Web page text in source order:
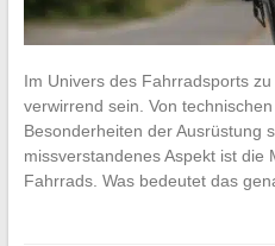
Im Univers des Fahrradsports
verwirrend sein. Von
Besonderheiten der Ausrüstung
missverstandenes Aspekt ist die
Fahrrads. Was bedeutet das